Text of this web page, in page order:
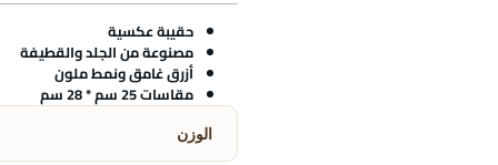
حقيبة عكسية
مصنوعة من الجلد والقطيفة
أزرق غامق ونمط ملون
مقاسات 25 سم * 28 سم
الوزن